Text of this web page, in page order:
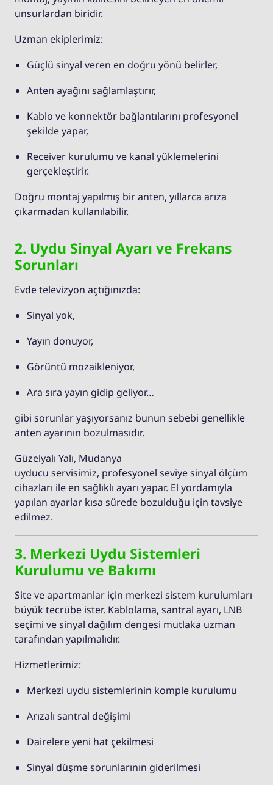
unsurlardan biridir.
Uzman ekiplerimiz:
Güçlü sinyal veren en doğru yönü belirler,
Anten ayağını sağlamlaştırır,
Kablo ve konnektör bağlantılarını profesyonel
şekilde yapar,
Receiver kurulumu ve kanal yüklemelerini
gerçekleştirir.
Doğru montaj yapılmış bir anten, yıllarca arıza
çıkarmadan kullanılabilir.
2. Uydu Sinyal Ayarı ve Frekans
Sorunları
Evde televizyon açtığınızda:
Sinyal yok,
Yayın donuyor,
Görüntü mozaikleniyor,
Ara sıra yayın gidip geliyor…
gibi sorunlar yaşıyorsanız bunun sebebi genellikle
anten ayarının bozulmasıdır.
Güzelyalı Yalı, Mudanya
uyducu servisimiz, profesyonel seviye sinyal ölçüm
cihazları ile en sağlıklı ayarı yapar. El yordamıyla
yapılan ayarlar kısa sürede bozulduğu için tavsiye
edilmez.
3. Merkezi Uydu Sistemleri
Kurulumu ve Bakımı
Site ve apartmanlar için merkezi sistem kurulumları
büyük tecrübe ister. Kablolama, santral ayarı, LNB
seçimi ve sinyal dağılım dengesi mutlaka uzman
tarafından yapılmalıdır.
Hizmetlerimiz:
Merkezi uydu sistemlerinin komple kurulumu
Arızalı santral değişimi
Dairelere yeni hat çekilmesi
Sinyal düşme sorunlarının giderilmesi